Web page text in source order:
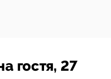
гостя, 27